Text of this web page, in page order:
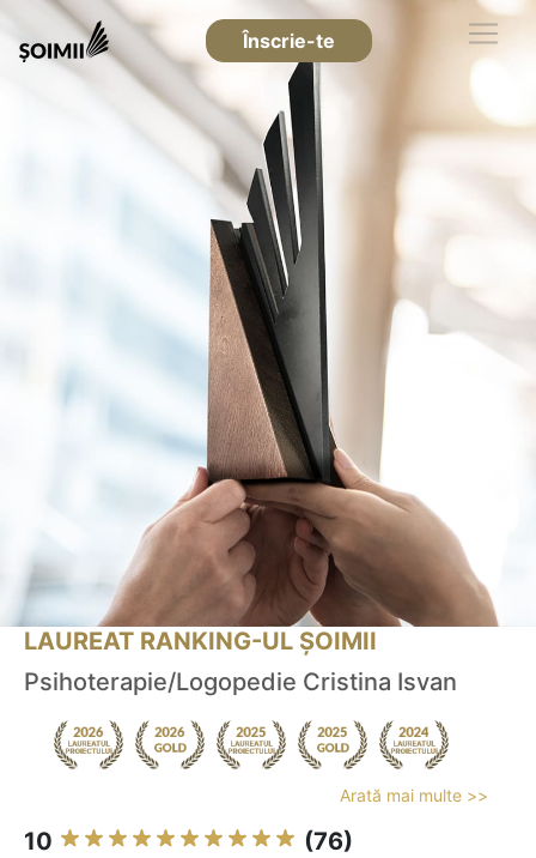
Înscrie-te
LAUREAT RANKING-UL ȘOIMII
Psihoterapie/Logopedie Cristina Isvan
Arată mai multe >>
10 (76)